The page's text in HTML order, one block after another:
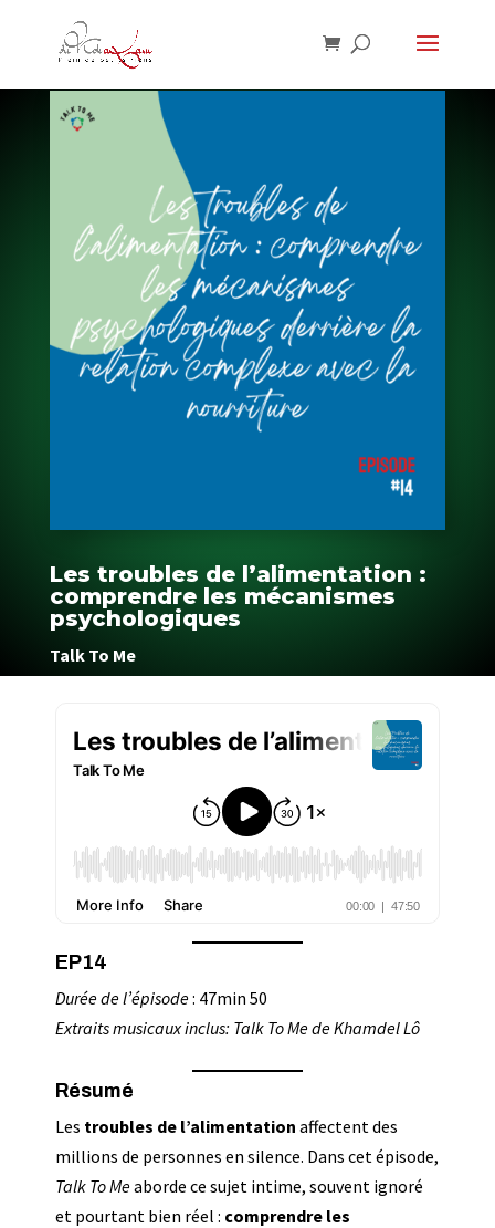
Les troubles de l’alimentation :
comprendre les mécanismes
psychologiques
Talk To Me
EP14
Durée de l’épisode: 47min 50
Extraits musicaux inclus: Talk To Me de Khamdel Lô
Résumé
Les troubles de l’alimentation affectent des
millions de personnes en silence. Dans cet épisode,
Talk To Meaborde ce sujet intime, souvent ignoré
et pourtant bien réel : comprendre les